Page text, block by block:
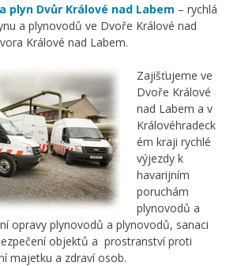
plyn Dvůr Králové nad Labem – rychlá
a plynovodů ve Dvoře Králové nad
Králové nad Labem.
Zajišťujeme ve
Dvoře Králové
nad Labem a v
Královéhradeck
ém kraji rychlé
výjezdy k
havarijním
poruchám
plynovodů a
opravy plynovodů a plynovodů, sanaci
objektů a prostranství proti
majetku a zdraví osob.